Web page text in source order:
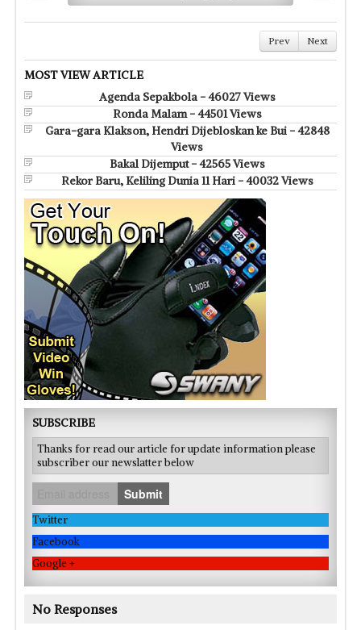
Prev Next
MOST VIEW ARTICLE
Agenda Sepakbola - 46027 Views
Ronda Malam - 44501 Views
Gara-gara Klakson, Hendri Dijebloskan ke Bui - 42848
Views
Bakal Dijemput - 42565 Views
Rekor Baru, Keliling Dunia 11 Hari - 40032 Views
SUBSCRIBE
Thanks for read our article for update information please
subscriber our newslatter below
Submit
Twitter
Facebook
Google +
No Responses